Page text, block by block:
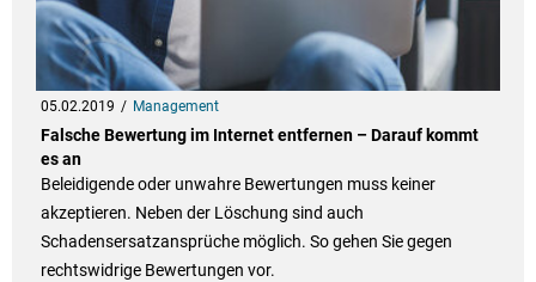
05.02.2019 Management
Falsche Bewertung im Internet entfernen – Darauf kommt
es an
Beleidigende oder unwahre Bewertungen muss keiner
akzeptieren. Neben der Löschung sind auch
Schadensersatzansprüche möglich. So gehen Sie gegen
rechtswidrige Bewertungen vor.